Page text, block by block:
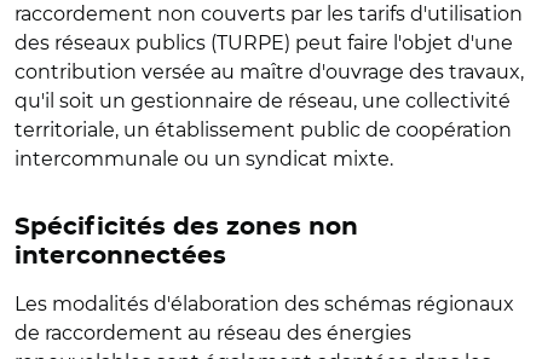
raccordement non couverts par les tarifs d'utilisation
des réseaux publics (TURPE) peut faire l'objet d'une
contribution versée au maître d'ouvrage des travaux,
qu'il soit un gestionnaire de réseau, une collectivité
territoriale, un établissement public de coopération
intercommunale ou un syndicat mixte.
Spécificités des zones non
interconnectées
Les modalités d'élaboration des schémas régionaux
de raccordement au réseau des énergies